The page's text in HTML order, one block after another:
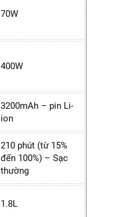
70W
400W
3200mAh – pin Li-
ion
210 phút (từ 15%
đến 100%) – Sạc
thường
1.8L